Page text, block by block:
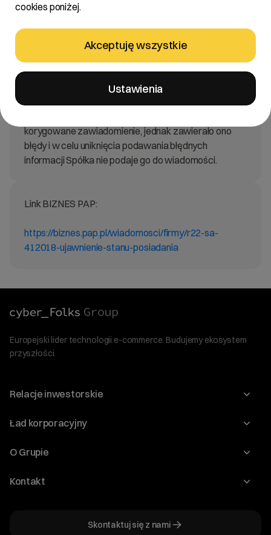
Spółka informuje, że w dniu dzisiejszym wpłynęła do
Spółki korekta zawiadomienia o stanie posiadania od
Jakuba Dwernickiego, działającego w imieniu
Dwernickiego, Jacka Ducha, Roberta Dwernickiego,
Sebastiana Góreckiego – treść korekty
korygowane zawiadomienie, jednak zawierało ono
błędy i w celu uniknięcia podawania błędnych
informacji Spółka nie podaje go do wiadomości.
Link BIZNES PAP:
https://biznes.pap.pl/wiadomosci/firmy/r22-sa-
412018-ujawnienie-stanu-posiadania
Europejski lider technologii e-commerce. Budujemy ekosystem
przyszłości.
Relacje inwestorskie
Raporty
Ład korporacyjny
Walne Zgromadzenia
O Grupie
O Spółce
Kontakt
Skontaktuj się z nami
cookies poniżej.
Akceptuję wszystkie
Ustawienia